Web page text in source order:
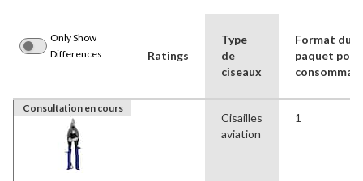
Only Show
Differences
Ratings
Type
de
ciseaux
Format du
paquet pour
Consultation en cours
Cisailles
aviation
1